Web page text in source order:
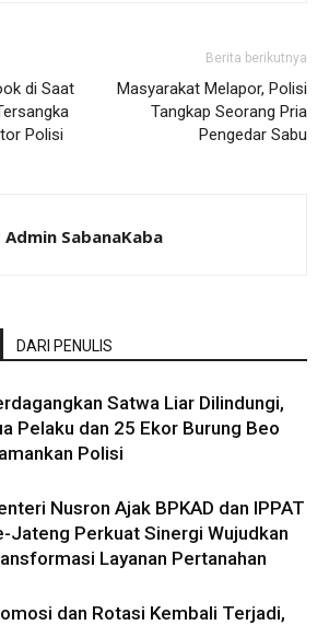
di Saat
Polisi
Berita berikutnya
Masyarakat Melapor, Polisi
Tangkap Seorang Pria
Pengedar Sabu
Admin SabanaKaba
DARI PENULIS
Satwa Liar Dilindungi,
Pelaku dan 25 Ekor Burung Beo
Polisi
Nusron Ajak BPKAD dan IPPAT
Jateng Perkuat Sinergi Wujudkan
Layanan Pertanahan
dan Rotasi Kembali Terjadi,